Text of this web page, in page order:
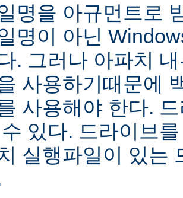
명을 아규먼트로
명이 아닌
. 그러나 아파치
사용하기때문에
사용해야 한다.
있다. 드라이브
실행파일이 있는